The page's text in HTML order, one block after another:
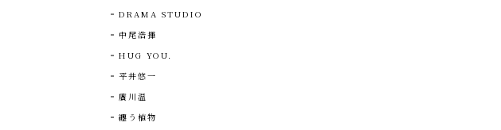
DRAMA STUDIO
中尾浩揮
HUG YOU.
平井悠一
廣川温
纏う植物